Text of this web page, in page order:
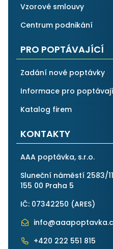
Vzorové smlouvy
Centrum podnikání
PRO POPTÁVAJÍCÍ
Zadání nové poptávky
Informace pro
Katalog firem
KONTAKTY
AAA poptávka, s.r.o.
Sluneční náměstí 2583/11
155 00 Praha 5
IČ: 07342250 (ARES)
+420 222 551 815